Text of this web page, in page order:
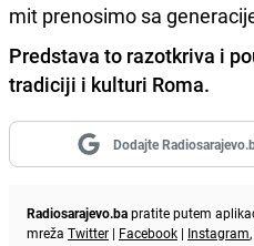
mit prenosimo sa
Predstava to razotkriva i
tradiciji i kulturi Roma.
Dodajte
Radiosarajevo.bapratite putem
mreža Twitter | Facebook | Instagram